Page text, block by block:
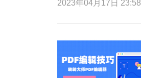
2023年04月17日 23:58